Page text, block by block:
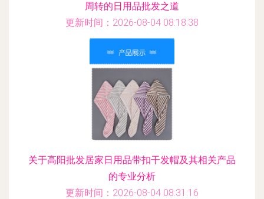
周转的日用品批发之道
更新时间：2026-08-04 08:18:38
关于高阳批发居家日用品带扣干发帽及其相关产品
的专业分析
更新时间：2026-08-04 08:31:16